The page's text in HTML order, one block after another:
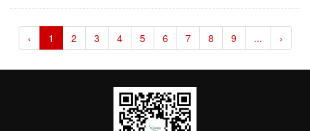
‹ 1 2 3 4 5 6 7 8 9 ... ›